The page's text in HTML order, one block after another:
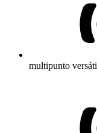
multipunto